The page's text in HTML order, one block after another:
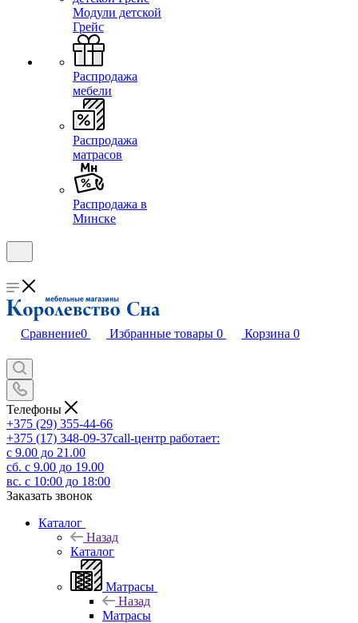
Модули детской
Грейс
Распродажа
мебели
Распродажа
матрасов
Распродажа в
Минске
Сравнение0 Избранные товары 0 Корзина 0
Телефоны
+375 (29) 355-44-66
+375 (17) 348-09-37call-центр работает:
с 9.00 до 21.00
сб. с 9.00 до 19.00
вс. c 10:00 до 18:00
Заказать звонок
Каталог
Назад
Каталог
Матрасы
Назад
Матрасы